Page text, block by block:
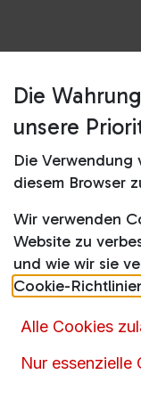
Shop
HBM40.002
39,00 € inkl.
Die
unsere
Die Verwendung
diesem Browser
Wir verwenden
Website zu
und wie wir sie
Cookie-
Alle Cookies
Nur essenzielle